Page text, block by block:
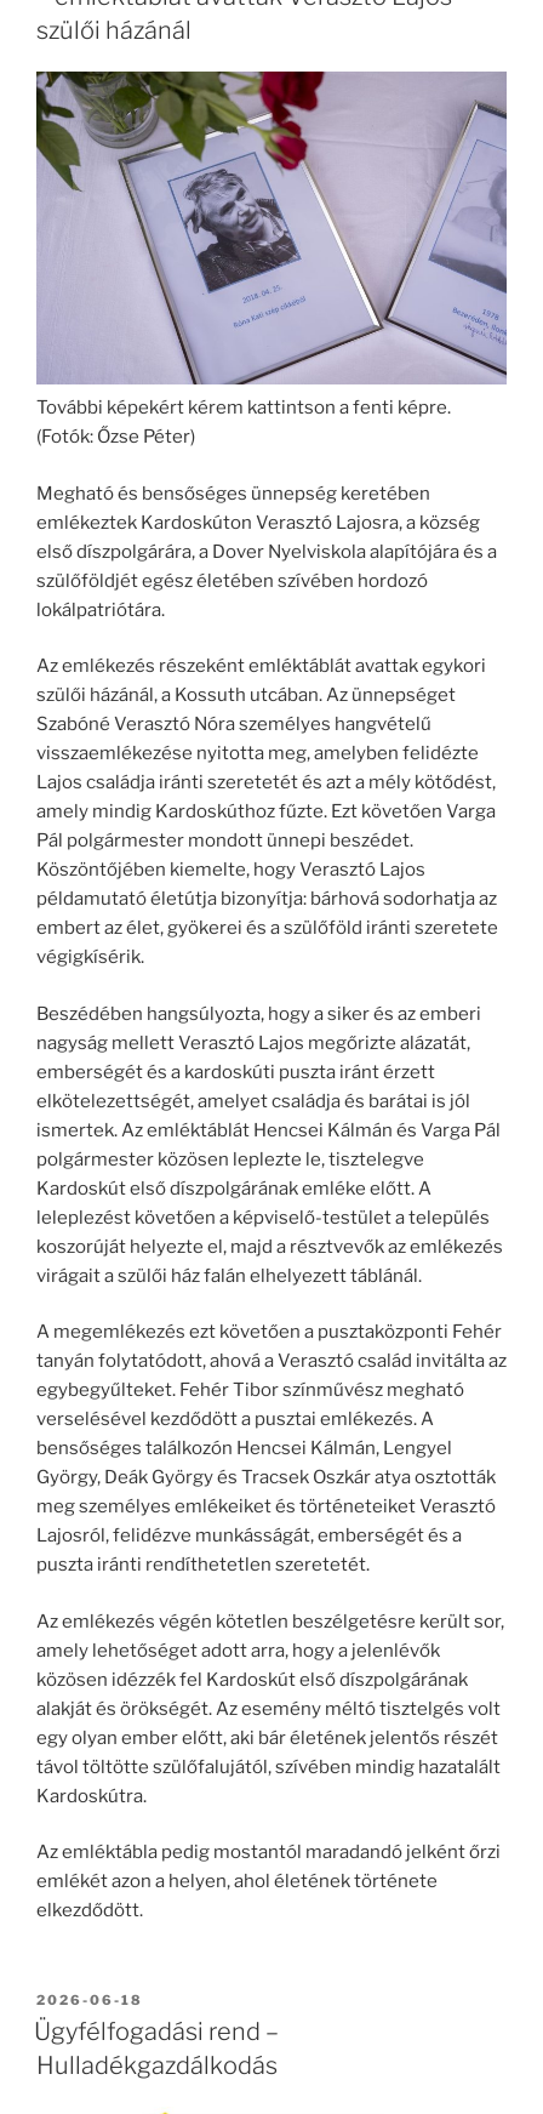
szülői házánál
További képekért kérem kattintson a fenti képre.
(Fotók: Őzse Péter)
Megható és bensőséges ünnepség keretében
emlékeztek Kardoskúton Verasztó Lajosra, a község
első díszpolgárára, a Dover Nyelviskola alapítójára és a
szülőföldjét egész életében szívében hordozó
lokálpatriótára.
Az emlékezés részeként emléktáblát avattak egykori
szülői házánál, a Kossuth utcában. Az ünnepséget
Szabóné Verasztó Nóra személyes hangvételű
visszaemlékezése nyitotta meg, amelyben felidézte
Lajos családja iránti szeretetét és azt a mély kötődést,
amely mindig Kardoskúthoz fűzte. Ezt követően Varga
Pál polgármester mondott ünnepi beszédet.
Köszöntőjében kiemelte, hogy Verasztó Lajos
példamutató életútja bizonyítja: bárhová sodorhatja az
embert az élet, gyökerei és a szülőföld iránti szeretete
végigkísérik.
Beszédében hangsúlyozta, hogy a siker és az emberi
nagyság mellett Verasztó Lajos megőrizte alázatát,
emberségét és a kardoskúti puszta iránt érzett
elkötelezettségét, amelyet családja és barátai is jól
ismertek. Az emléktáblát Hencsei Kálmán és Varga Pál
polgármester közösen leplezte le, tisztelegve
Kardoskút első díszpolgárának emléke előtt. A
leleplezést követően a képviselő-testület a település
koszorúját helyezte el, majd a résztvevők az emlékezés
virágait a szülői ház falán elhelyezett táblánál.
A megemlékezés ezt követően a pusztaközponti Fehér
tanyán folytatódott, ahová a Verasztó család invitálta az
egybegyűlteket. Fehér Tibor színművész megható
verselésével kezdődött a pusztai emlékezés. A
bensőséges találkozón Hencsei Kálmán, Lengyel
György, Deák György és Tracsek Oszkár atya osztották
meg személyes emlékeiket és történeteiket Verasztó
Lajosról, felidézve munkásságát, emberségét és a
puszta iránti rendíthetetlen szeretetét.
Az emlékezés végén kötetlen beszélgetésre került sor,
amely lehetőséget adott arra, hogy a jelenlévők
közösen idézzék fel Kardoskút első díszpolgárának
alakját és örökségét. Az esemény méltó tisztelgés volt
egy olyan ember előtt, aki bár életének jelentős részét
távol töltötte szülőfalujától, szívében mindig hazatalált
Kardoskútra.
Az emléktábla pedig mostantól maradandó jelként őrzi
emlékét azon a helyen, ahol életének története
elkezdődött.
BEKÜLDVE:
2026-06-18
Ügyfélfogadási rend –
Hulladékgazdálkodás